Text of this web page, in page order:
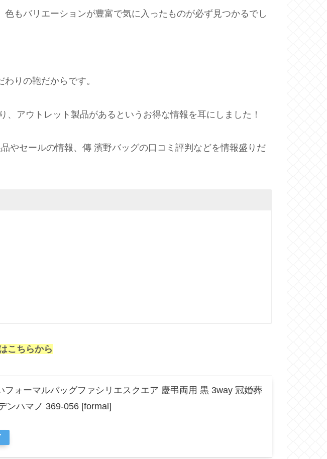
もバリエーションが豊富で気に入ったものが必ず見つかるでし
りの鞄だからです。
アウトレット製品があるというお得な情報を耳にしました！
やセールの情報、傳 濱野バッグの口コミ評判などを情報盛りだ
こちらから
フォーマルバッグファシリエスクエア 慶弔両用 黒 3way 冠婚葬
ンハマノ 369-056 [formal]